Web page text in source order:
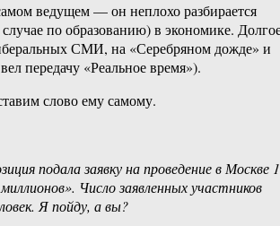
ведущем — он неплохо разбирается
по образованию) в экономике.
СМИ, на «Серебряном дожде» и
передачу «Реальное время»).
слово ему самому.
подала заявку на проведение в Москве
Число заявленных участников
Я пойду, а вы?